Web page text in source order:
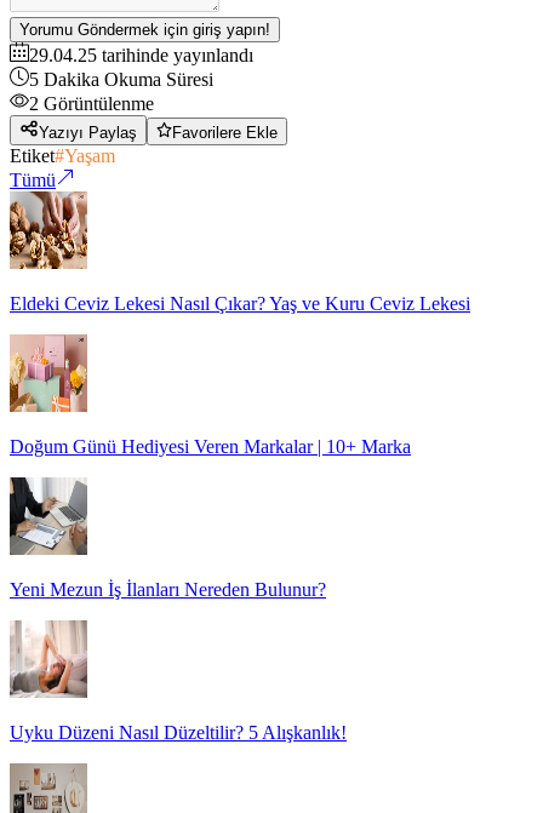
Yorumu Göndermek için giriş yapın!
29.04.25 tarihinde yayınlandı
5 Dakika Okuma Süresi
2 Görüntülenme
Yazıyı Paylaş Favorilere Ekle
Etiket#Yaşam
Tümü
Eldeki Ceviz Lekesi Nasıl Çıkar? Yaş ve Kuru Ceviz Lekesi
Doğum Günü Hediyesi Veren Markalar | 10+ Marka
Yeni Mezun İş İlanları Nereden Bulunur?
Uyku Düzeni Nasıl Düzeltilir? 5 Alışkanlık!